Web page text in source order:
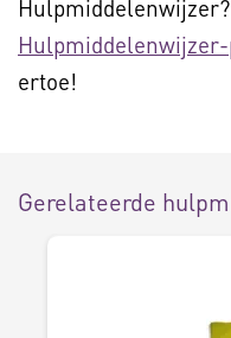
ertoe!
Gerelateerde